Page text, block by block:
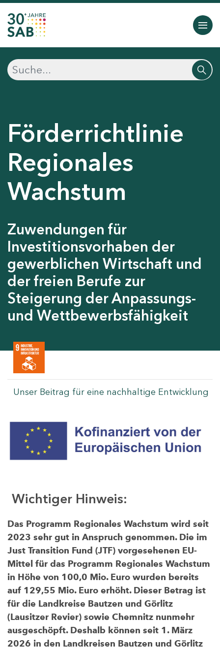
Förderrichtlinie
Regionales
Wachstum
Zuwendungen für
Investitionsvorhaben der
gewerblichen Wirtschaft und
der freien Berufe zur
Steigerung der Anpassungs-
und Wettbewerbsfähigkeit
Unser Beitrag für eine nachhaltige Entwicklung
Wichtiger Hinweis:
Das Programm Regionales Wachstum wird seit
2023 sehr gut in Anspruch genommen. Die im
Just Transition Fund (JTF) vorgesehenen EU-
Mittel für das Programm Regionales Wachstum
in Höhe von 100,0 Mio. Euro wurden bereits
auf 129,55 Mio. Euro erhöht. Dieser Betrag ist
für die Landkreise Bautzen und Görlitz
(Lausitzer Revier) sowie Chemnitz nunmehr
ausgeschöpft. Deshalb können seit 1. März
2026 in den Landkreisen Bautzen und Görlitz